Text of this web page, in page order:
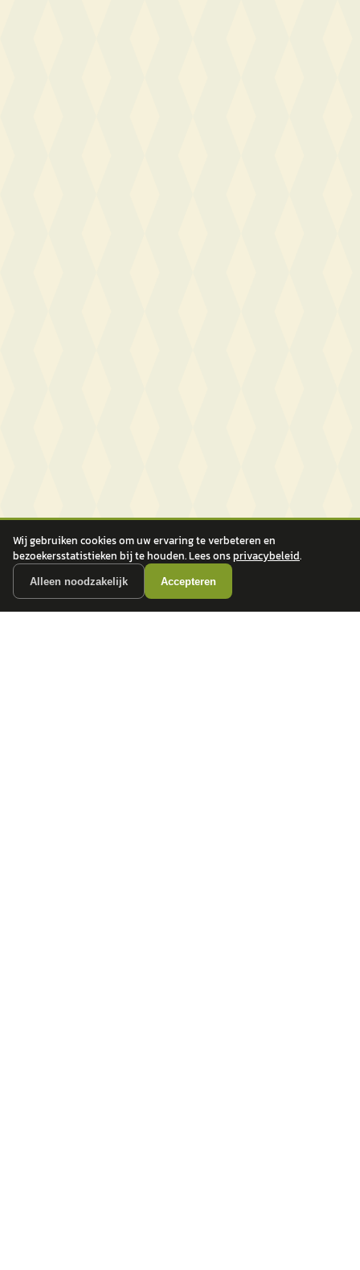
Wij gebruiken cookies om uw ervaring te verbeteren en
bezoekersstatistieken bij te houden. Lees onsprivacybeleid.
Alleen noodzakelijk Accepteren